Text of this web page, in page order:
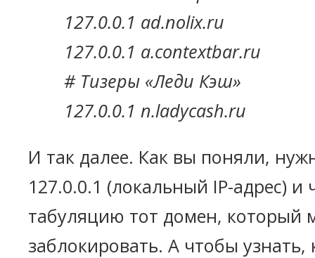
127.0.0.1 ad.nolix.ru
127.0.0.1 a.contextbar.ru
# Тизеры «Леди Кэш»
127.0.0.1 n.ladycash.ru
И так далее. Как вы поняли,
127.0.0.1 (локальный IP-адрес) и
табуляцию тот домен, который
заблокировать. А чтобы узнать,